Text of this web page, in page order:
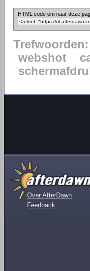
HTML code om naar deze
Trefwoorden:
webshot
Over AfterDawn
Feedback